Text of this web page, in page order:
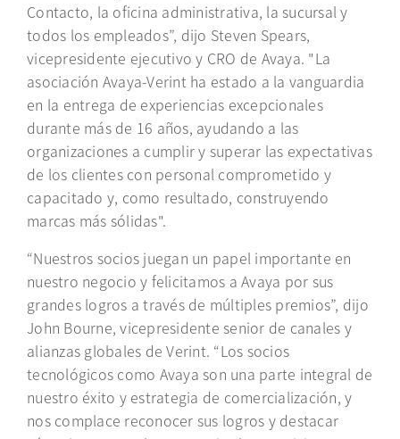
Contacto, la oficina administrativa, la sucursal y
todos los empleados”, dijo Steven Spears,
vicepresidente ejecutivo y CRO de Avaya. "La
asociación Avaya-Verint ha estado a la vanguardia
en la entrega de experiencias excepcionales
durante más de 16 años, ayudando a las
organizaciones a cumplir y superar las expectativas
de los clientes con personal comprometido y
capacitado y, como resultado, construyendo
marcas más sólidas".
“Nuestros socios juegan un papel importante en
nuestro negocio y felicitamos a Avaya por sus
grandes logros a través de múltiples premios”, dijo
John Bourne, vicepresidente senior de canales y
alianzas globales de Verint. “Los socios
tecnológicos como Avaya son una parte integral de
nuestro éxito y estrategia de comercialización, y
nos complace reconocer sus logros y destacar